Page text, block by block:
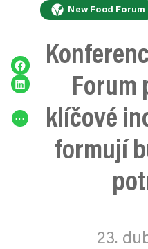
Share on Facebook
Share on LinkedIn
…
New Food Forum
Forum
klíčové
formují
23.